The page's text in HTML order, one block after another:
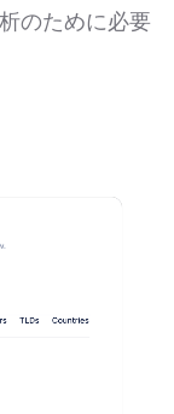
のために必要